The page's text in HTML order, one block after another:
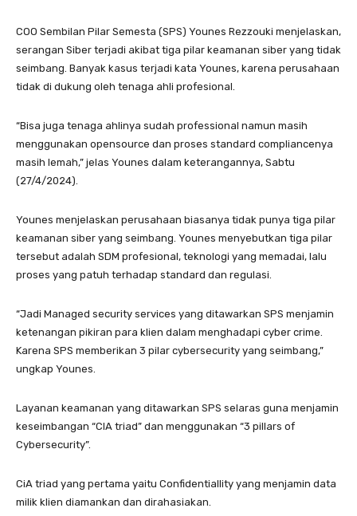
COO Sembilan Pilar Semesta (SPS) Younes Rezzouki menjelaskan,
serangan Siber terjadi akibat tiga pilar keamanan siber yang tidak
seimbang. Banyak kasus terjadi kata Younes, karena perusahaan
tidak di dukung oleh tenaga ahli profesional.
“Bisa juga tenaga ahlinya sudah professional namun masih
menggunakan opensource dan proses standard compliancenya
masih lemah,” jelas Younes dalam keterangannya, Sabtu
(27/4/2024).
Younes menjelaskan perusahaan biasanya tidak punya tiga pilar
keamanan siber yang seimbang. Younes menyebutkan tiga pilar
tersebut adalah SDM profesional, teknologi yang memadai, lalu
proses yang patuh terhadap standard dan regulasi.
“Jadi Managed security services yang ditawarkan SPS menjamin
ketenangan pikiran para klien dalam menghadapi cyber crime.
Karena SPS memberikan 3 pilar cybersecurity yang seimbang,”
ungkap Younes.
Layanan keamanan yang ditawarkan SPS selaras guna menjamin
keseimbangan “CIA triad” dan menggunakan “3 pillars of
Cybersecurity”.
CiA triad yang pertama yaitu Confidentiallity yang menjamin data
milik klien diamankan dan dirahasiakan.